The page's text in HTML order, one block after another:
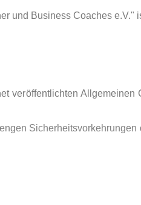
und Business Coaches e.V."
veröffentlichten Allgemeinen
Sicherheitsvorkehrungen